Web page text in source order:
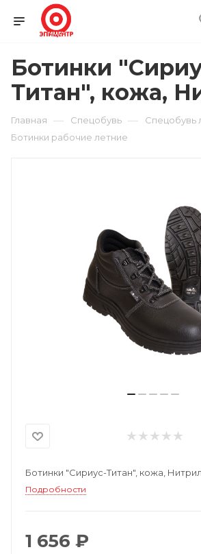
Ботинки
Титан", кожа,
Главная — Спецобувь — Спецобувь
Ботинки рабочие летние
Ботинки "Сириус-Титан", кожа, Нитрил
Подробности
1 656 ₽